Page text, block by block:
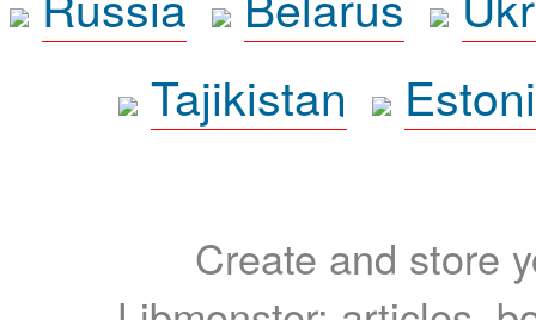
Tajikistan
Create and store